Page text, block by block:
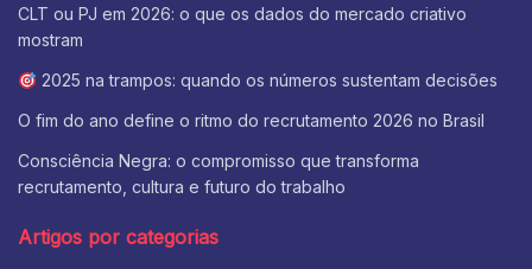
CLT ou PJ em 2026: o que os dados do mercado criativo
mostram
2025 na trampos: quando os números sustentam decisões
O fim do ano define o ritmo do recrutamento 2026 no Brasil
Consciência Negra: o compromisso que transforma
recrutamento, cultura e futuro do trabalho
Artigos por categorias